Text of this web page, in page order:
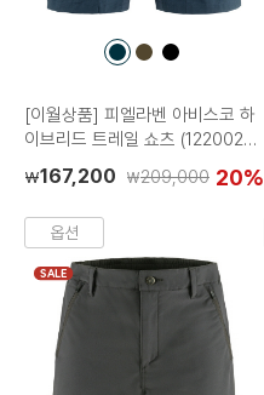
컬
컬
컬
[이월상품] 피엘라벤 아비스코 하
이브리드 트레일 쇼츠 (1220020
₩167,200 ₩209,000 20%
옵션
SALE